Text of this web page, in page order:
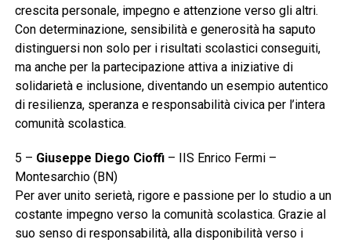
crescita personale, impegno e attenzione verso gli altri.
Con determinazione, sensibilità e generosità ha saputo
distinguersi non solo per i risultati scolastici conseguiti,
ma anche per la partecipazione attiva a iniziative di
solidarietà e inclusione, diventando un esempio autentico
di resilienza, speranza e responsabilità civica per l’intera
comunità scolastica.
5 – Giuseppe Diego Cioffi– IIS Enrico Fermi –
Montesarchio (BN)
Per aver unito serietà, rigore e passione per lo studio a un
costante impegno verso la comunità scolastica. Grazie al
suo senso di responsabilità, alla disponibilità verso i